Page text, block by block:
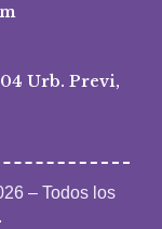
Urb. Previ,
– Todos los